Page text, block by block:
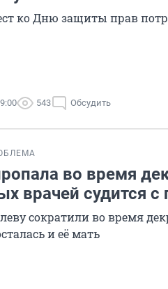
ко Дню защиты прав
543 Обсудить
во время
врачей судится с
сократили во время
и её мать